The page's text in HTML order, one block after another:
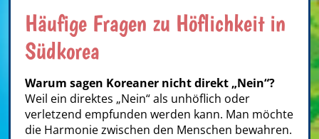
Häufige Fragen zu Höflichkeit in
Südkorea
Warum sagen Koreaner nicht direkt „Nein“?
Weil ein direktes „Nein“ als unhöflich oder
verletzend empfunden werden kann. Man möchte
die Harmonie zwischen den Menschen bewahren.